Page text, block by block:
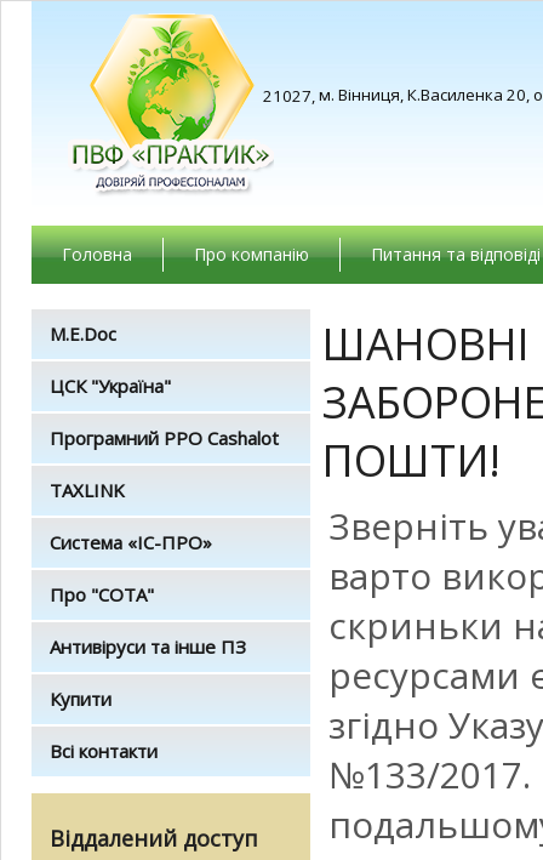
21027,м. Вінниця, К.Василенка 20,
Головна Про компанію Питання та відповіді
M.E.Doc
ЦСК "Україна"
Програмний РРО Cashalot
TAXLINK
Система «ІС-ПРО»
Про "СОТА"
Антивіруси та інше ПЗ
Купити
Всі контакти
Віддалений доступ
ШАНОВНІ
ПОШТИ!
Зверніть
варто
скриньки
ресурсами
згідно
№133/2017.